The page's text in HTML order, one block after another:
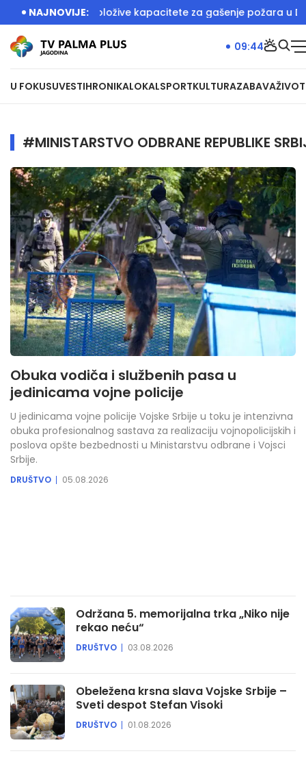
NAJNOVIJE:
sve raspoložive kapacitete za gašenje požara u
U FOKUSUVESTIHRONIKALOKALSPORTKULTURAZABAVAŽIVOT
09:44
#MINISTARSTVO ODBRANE REPUBLIKE
Obuka vodiča i službenih pasa u
jedinicama vojne policije
U jedinicama vojne policije Vojske Srbije u toku je intenzivna
obuka profesionalnog sastava za realizaciju vojnopolicijskih i
poslova opšte bezbednosti u Ministarstvu odbrane i Vojsci
Srbije.
DRUŠTVO 05.08.2026
Održana 5. memorijalna trka „Niko nije
rekao neću“
DRUŠTVO 03.08.2026
Obeležena krsna slava Vojske Srbije –
Sveti despot Stefan Visoki
DRUŠTVO 01.08.2026